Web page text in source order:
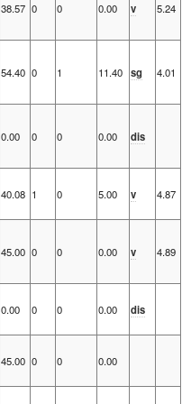
38.57 0 0 0.00 v 5.24
54.40 0 1 11.40 sg 4.01
0.00 0 0 0.00 dis
40.08 1 0 5.00 v 4.87
45.00 0 0 0.00 v 4.89
0.00 0 0 0.00 dis
45.00 0 0 0.00